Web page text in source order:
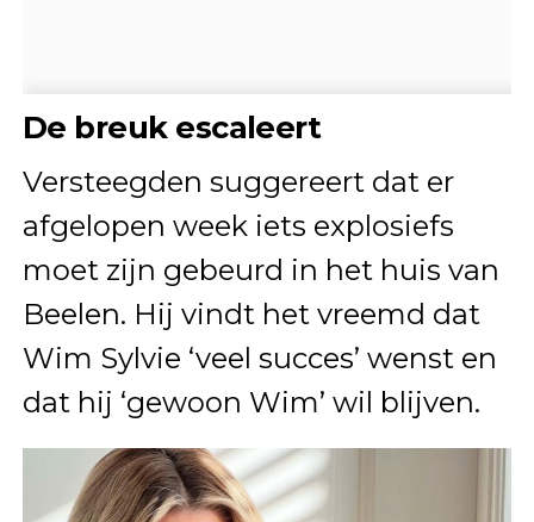
De breuk escaleert
Versteegden suggereert dat er
afgelopen week iets explosiefs
moet zijn gebeurd in het huis van
Beelen. Hij vindt het vreemd dat
Wim Sylvie ‘veel succes’ wenst en
dat hij ‘gewoon Wim’ wil blijven.